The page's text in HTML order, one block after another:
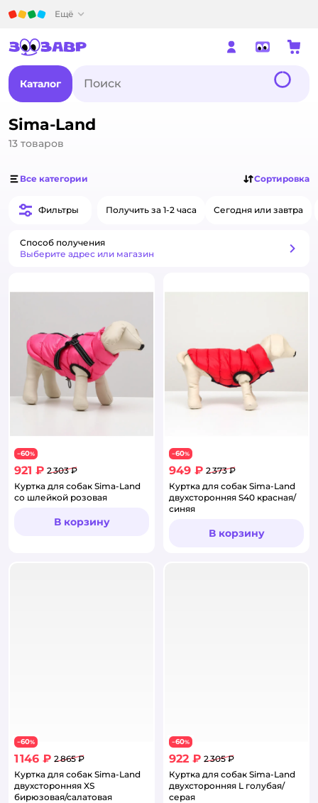
Ещё
Каталог
Sima-Land
13 товаров
Все категории Сортировка
Фильтры Получить за 1-2 часа Сегодня или завтра
Способ получения
Выберите адрес или магазин
−60%
921 ₽ 2 303 ₽
Куртка для собак Sima-Land
со шлейкой розовая
В корзину
−60%
949 ₽ 2 373 ₽
Куртка для собак Sima-Land
двухсторонняя S40 красная/
синяя
В корзину
−60%
1 146 ₽ 2 865 ₽
Куртка для собак Sima-Land
двухсторонняя XS
бирюзовая/салатовая
−60%
922 ₽ 2 305 ₽
Куртка для собак Sima-Land
двухсторонняя L голубая/
серая